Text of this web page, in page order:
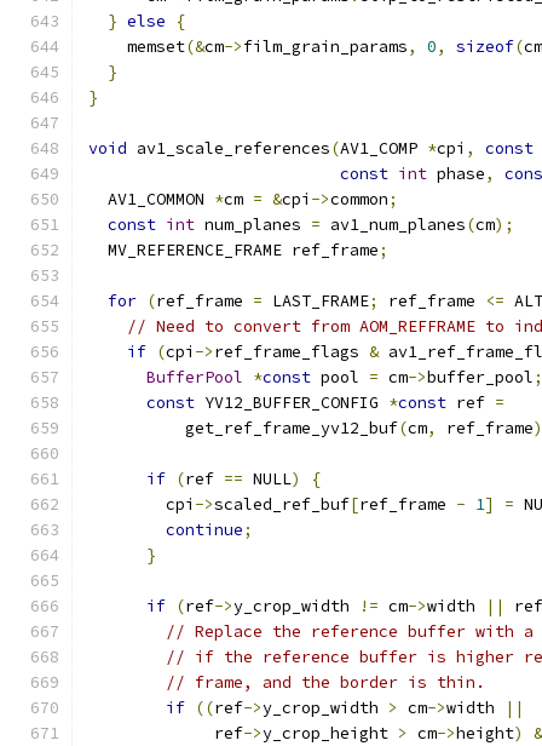
} else
{
    memset
(&cm->film_grain_params, 0, sizeof(cm
}
}
void av1_scale_references(AV1_COMP *cpi ,
const
const int phase,
  AV1_COMMON
*cm = &cpi ->common;
const int num_planes = av1_num_planes(cm);
  MV_REFERENCE_FRAME ref_frame
;
for (ref_frame = LAST_FRAME; ref_frame <=
// Need to convert from AOM_REFFRAME
if (cpi ->ref_frame_flags &
BufferPool *const pool = cm->buffer_pool;
const YV12_BUFFER_CONFIG *const ref =
          get_ref_frame_yv12_buf
(cm, ref_frame
if (ref == NULL)
{
        cpi
->scaled_ref_buf[ref_frame - 1] =
continue;
}
if (ref->y_crop_width != cm->width ||
ref
// Replace the reference buffer with
// if the reference buffer is higher
// frame, and the border is thin.
if ((ref->y_crop_width > cm->width
||
             ref
->y_crop_height > cm->height)